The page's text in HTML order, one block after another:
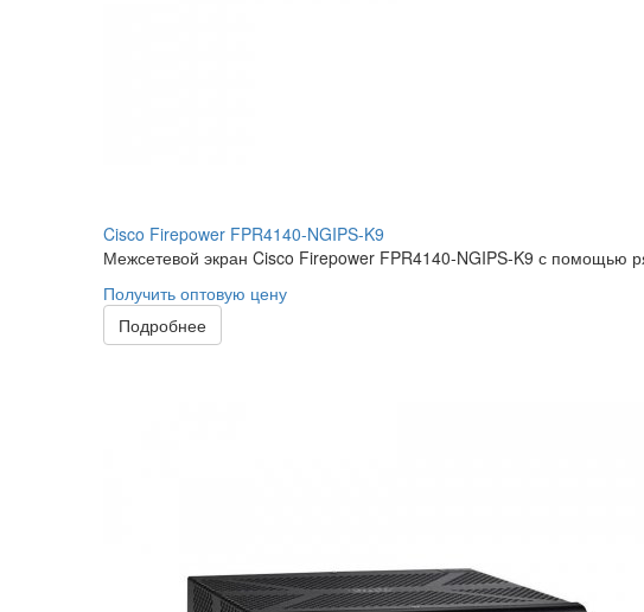
Cisco Firepower FPR4140-NGIPS-K9
Межсетевой экран Cisco Firepower FPR4140-NGIPS-K9 с помощью
Получить оптовую цену
Подробнее